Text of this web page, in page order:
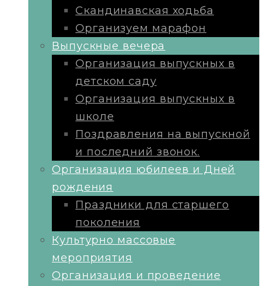
Скандинавская ходьба
Организуем марафон
Выпускные вечера
Организация выпускных в
детском саду
Организация выпускных в
школе
Поздравления на выпускной
и последний звонок.
Организация юбилеев и Дней
рождения
Праздники для старшего
поколения
Культурно массовые
мероприятия
Организация и проведение